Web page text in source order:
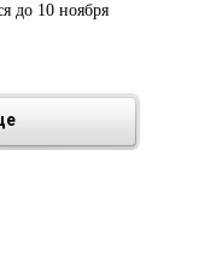
до 10 ноября